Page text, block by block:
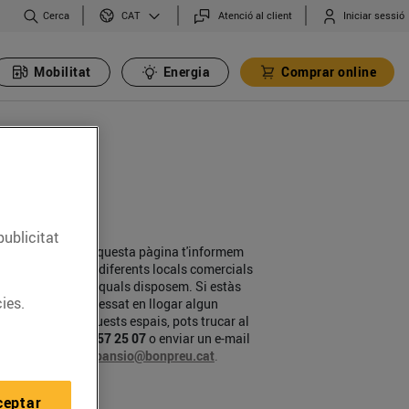
Cerca CAT Atenció al client Iniciar sessió
Mobilitat Energia Comprar online
En aquesta pàgina t'informem
dels diferents locals comercials
dels quals disposem. Si estàs
interessat en llogar algun
d'aquests espais, pots trucar al
93 857 25 07o enviar un e-mail
expansio@bonpreu.cat.